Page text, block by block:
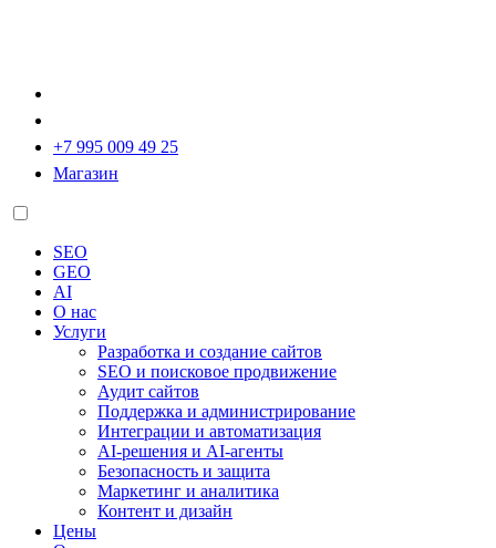
+7 995 009 49 25
Магазин
SEO
GEO
AI
О нас
Услуги
Разработка и создание сайтов
SEO и поисковое продвижение
Аудит сайтов
Поддержка и администрирование
Интеграции и автоматизация
AI-решения и AI-агенты
Безопасность и защита
Маркетинг и аналитика
Контент и дизайн
Цены